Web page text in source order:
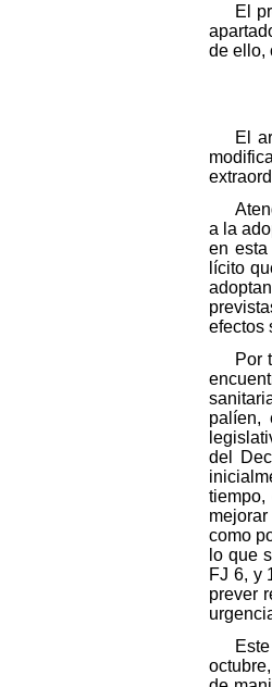
El
de ello,
El
a la
en esta
lícito
efectos
Por
palíen,
del
como
lo que
FJ 6, y
prever